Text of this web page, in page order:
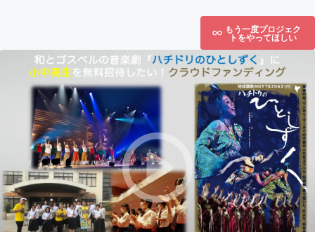
もう一度プロジェク
トをやってほしい